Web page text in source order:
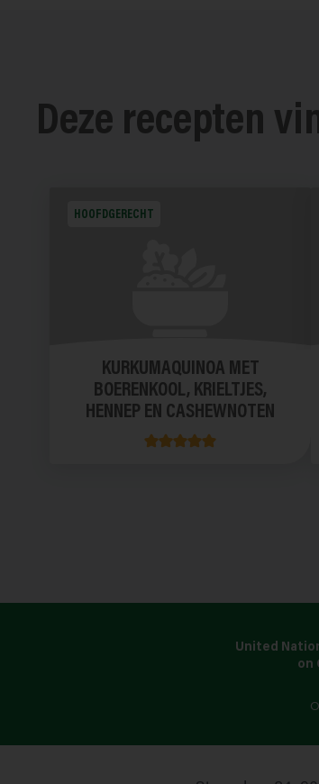
Deze recepten
HOOFDGERECHT
KURKUMAQUINOA MET
BOERENKOOL, KRIELTJES,
HENNEP EN CASHEWNOTEN
United
on